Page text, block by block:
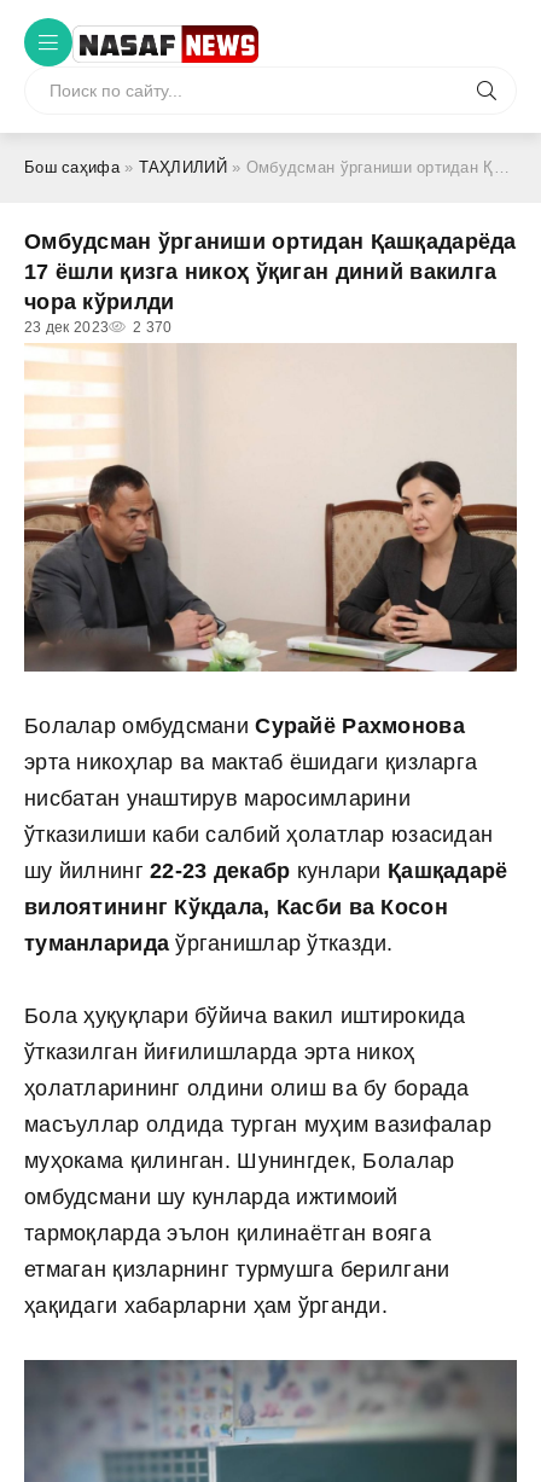
Бош саҳифа» ТАҲЛИЛИЙ » Омбудсман ўрганиши ортидан Қашқадарёда 17 ёшли қизга никоҳ ўқиган диний вакилга чора кўрилди
Омбудсман ўрганиши ортидан Қашқадарёда
17 ёшли қизга никоҳ ўқиган диний вакилга
чора кўрилди
23 дек 2023 2 370
Болалар омбудсманиСурайё Рахмонова
эрта никоҳлар ва мактаб ёшидаги қизларга
нисбатан унаштирув маросимларини
ўтказилиши каби салбий ҳолатлар юзасидан
шу йилнинг22-23 декабр кунлари Қашқадарё
вилоятининг Кўкдала, Касби ва Косон
туманларидаўрганишлар ўтказди.
Бола ҳуқуқлари бўйича вакил иштирокида
ўтказилган йиғилишларда эрта никоҳ
ҳолатларининг олдини олиш ва бу борада
масъуллар олдида турган муҳим вазифалар
муҳокама қилинган. Шунингдек, Болалар
омбудсмани шу кунларда ижтимоий
тармоқларда эълон қилинаётган вояга
етмаган қизларнинг турмушга берилгани
ҳақидаги хабарларни ҳам ўрганди.